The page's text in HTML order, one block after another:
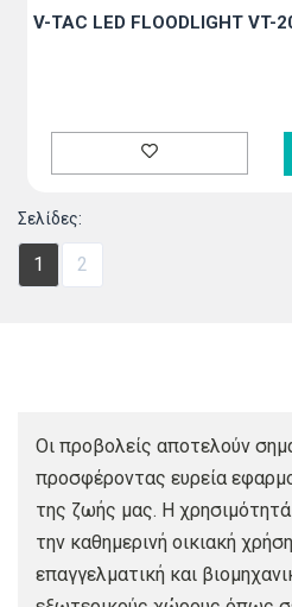
V-TAC LED FLOODLIGHT VT-
Σελίδες:
1 2
Οι προβολείς αποτελούν
προσφέροντας ευρεία
της ζωής μας. Η
την καθημερινή οικιακή
επαγγελματική και